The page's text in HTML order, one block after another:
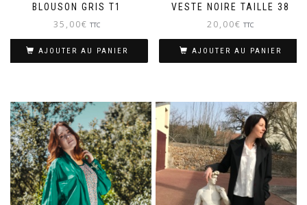
BLOUSON GRIS T1
35,00€ TTC
AJOUTER AU PANIER
VESTE NOIRE TAILLE 38
20,00€ TTC
AJOUTER AU PANIER